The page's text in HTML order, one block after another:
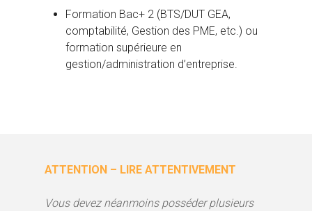
Formation Bac+ 2 (BTS/DUT GEA,
comptabilité, Gestion des PME, etc.) ou
formation supérieure en
gestion/administration d’entreprise.
ATTENTION – LIRE ATTENTIVEMENT
Vous devez néanmoins posséder plusieurs